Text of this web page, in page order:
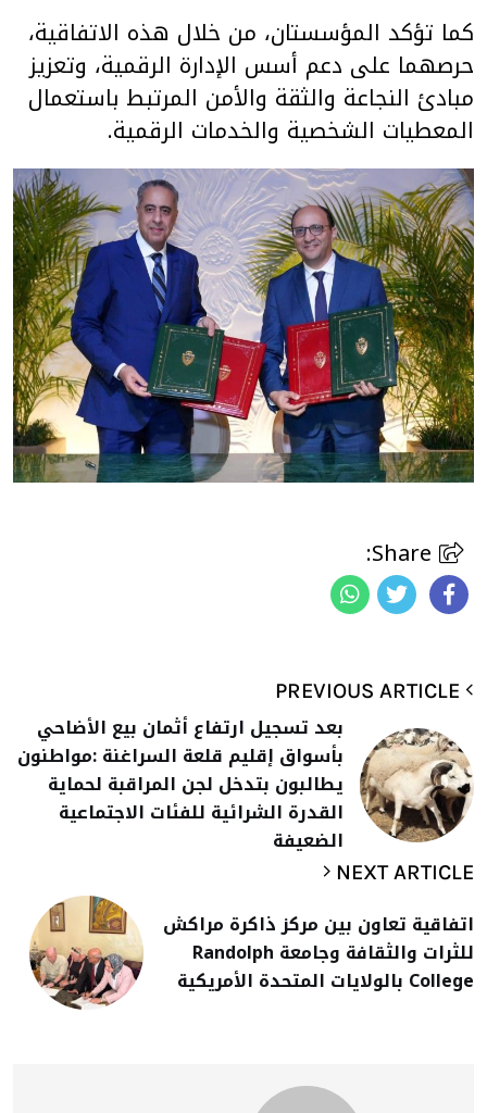
كما تؤكد المؤسستان، من خلال هذه الاتفاقية،
حرصهما على دعم أسس الإدارة الرقمية، وتعزيز
مبادئ النجاعة والثقة والأمن المرتبط باستعمال
المعطيات الشخصية والخدمات الرقمية.
بعد تسجيل ارتفاع أثمان بيع الأضاحي
بأسواق إقليم قلعة السراغنة :مواطنون
يطالبون بتدخل لجن المراقبة لحماية
القدرة الشرائية للفئات الاجتماعية
الضعيفة
NEXT ARTICLE
اتفاقية تعاون بين مركز ذاكرة مراكش
للثرات والثقافة وجامعة Randolph
College بالولايات المتحدة الأمريكية